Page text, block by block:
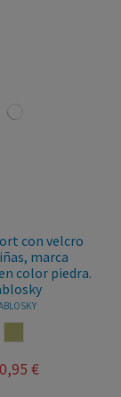
con velcro
marca
color piedra.
€